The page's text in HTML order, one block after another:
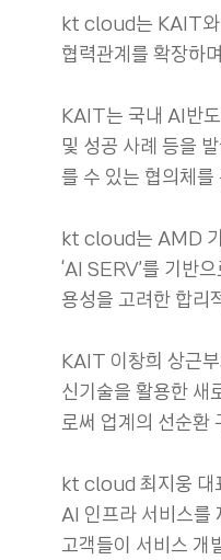
kt cloud는 KAIT와
협력관계를 확장하
KAIT는 국내 AI반
및 성공 사례 등을
를 수 있는 협의체
kt cloud는 AMD 기
‘AI SERV’를 기반
용성을 고려한 합리
KAIT 이창희 상근
신기술을 활용한 새
로써 업계의 선순환
kt cloud 최지웅 대
AI 인프라 서비스를
고객들이 서비스 개